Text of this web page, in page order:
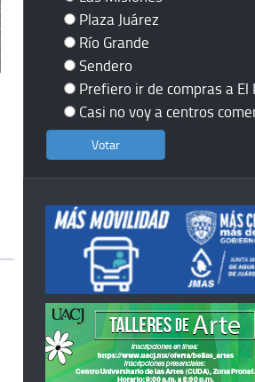
Plaza Juárez
Río Grande
Sendero
Prefiero ir de compras a El
Casi no voy a centros